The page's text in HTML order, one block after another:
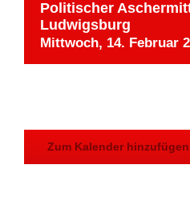
Politischer
Ludwigsburg
Mittwoch, 14. Februar
Zum Kalender hinzufügen